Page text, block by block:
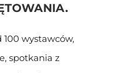
wystawców,
spotkania z